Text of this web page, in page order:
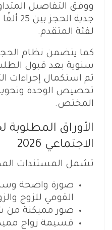
ووفق التفاصيل
لفئة المتقدم.
كما يتضمن نظام
سنوية بعد قبول
ثم استكمال إجراءات
تخصيص الوحدة
المختص.
الأوراق
الاجتماعي 2026
تشمل المستندات
صورة واضحة
القومي للزوج
صور مميكنة من
قسيمة زواج